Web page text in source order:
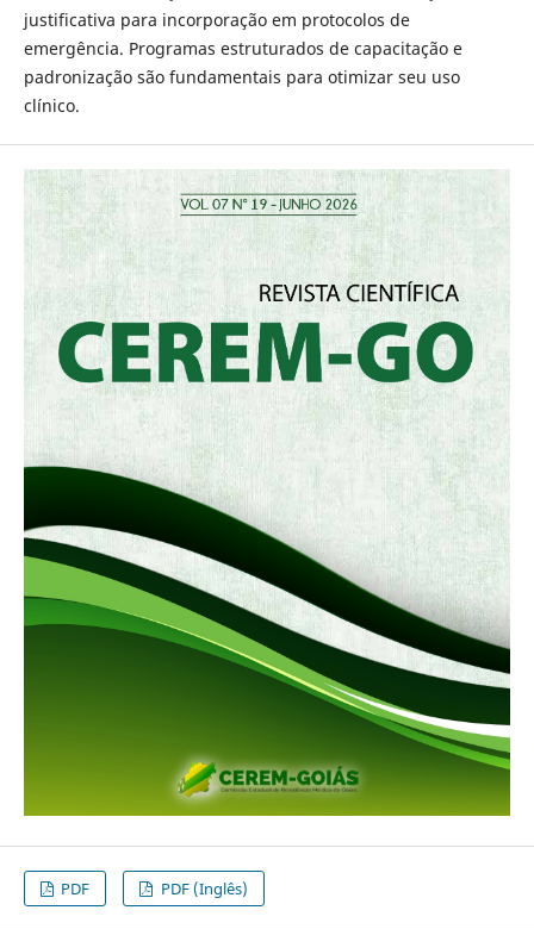
justificativa para incorporação em protocolos de
emergência. Programas estruturados de capacitação e
padronização são fundamentais para otimizar seu uso
clínico.
PDF PDF (Inglês)